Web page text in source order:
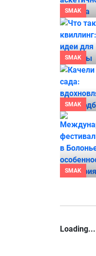
SMAK
SMAK
SMAK
SMAK
Loading...